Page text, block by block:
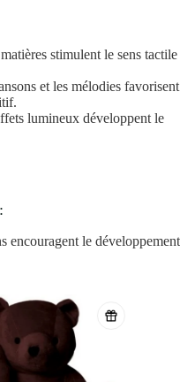
stimulent le sens tactile
et les mélodies favorisent
lumineux développent le
encouragent le développement